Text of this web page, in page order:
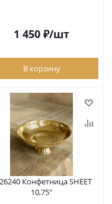
1 450 ₽/шт
В корзину
Конфетница SHEET
10,75"